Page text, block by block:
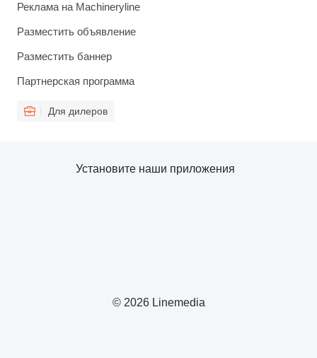
Реклама на Machineryline
Разместить объявление
Разместить баннер
Партнерская программа
Для дилеров
© 2026 Linemedia
Установите наши приложения